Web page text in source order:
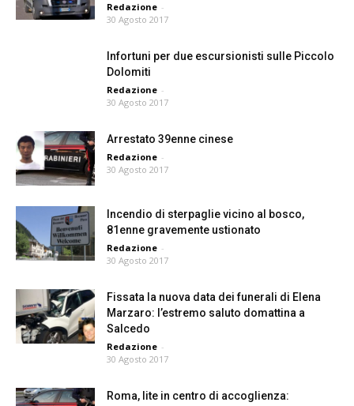
Redazione -
30 Agosto 2017
Infortuni per due escursionisti sulle Piccolo
Dolomiti
Redazione -
30 Agosto 2017
Arrestato 39enne cinese
Redazione -
30 Agosto 2017
Incendio di sterpaglie vicino al bosco,
81enne gravemente ustionato
Redazione -
30 Agosto 2017
Fissata la nuova data dei funerali di Elena
Marzaro: l’estremo saluto domattina a
Salcedo
Redazione -
30 Agosto 2017
Roma, lite in centro di accoglienza: